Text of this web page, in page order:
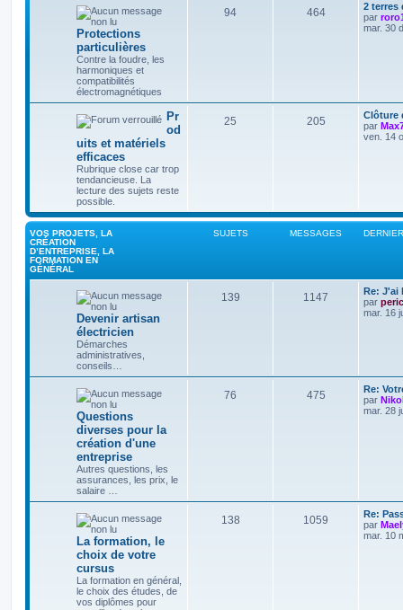
Protections
particulières
Contre la foudre, les
harmoniques et
compatibilités
électromagnétiques
94 464
2 terres
par
mar. 30
Pr
od
uits et matériels
efficaces
Rubrique close car trop
tendancieuse. La
lecture des sujets reste
possible.
25 205
Clôture
par
ven. 14
VOS PROJETS, LA
CRÉATION
D’ENTREPRISE, LA
FORMATION EN
GÉNÉRAL
SUJETS MESSAGES
Devenir artisan
électricien
Démarches
administratives,
conseils…
139 1147
Re: J'ai
par
mar. 16
Questions
diverses pour la
création d'une
entreprise
Autres questions, les
assurances, les prix, le
salaire …
76 475
Re:
par
mar. 28
La formation, le
choix de votre
cursus
La formation en général,
le choix des études, de
vos diplômes pour
138 1059
Re:
par
mar. 10